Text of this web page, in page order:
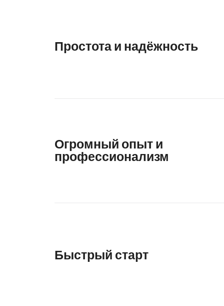
Простота и надёжность
Огромный опыт и
профессионализм
Быстрый старт